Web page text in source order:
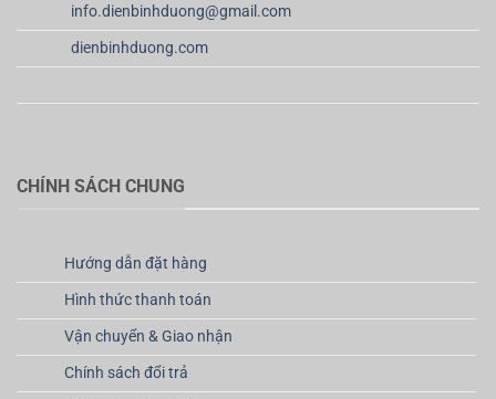
info.dienbinhduong@gmail.com
dienbinhduong.com
CHÍNH SÁCH CHUNG
Hướng dẫn đặt hàng
Hình thức thanh toán
Vận chuyển & Giao nhận
Chính sách đổi trả